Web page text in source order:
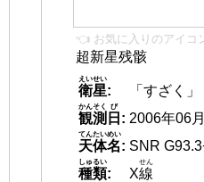
👈 お気に入りのアイコ
超新星残骸
衛星
えいせい
:
「すざく」
観測
かんそく
日
び
: 2006年06
天体名
てんたいめい
: SNR
種類
しゅるい
: X線
せん